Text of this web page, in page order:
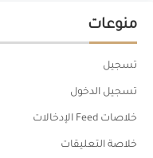
منوعات
تسجيل
تسجيل الدخول
خلاصات Feed الإدخالات
خلاصة التعليقات